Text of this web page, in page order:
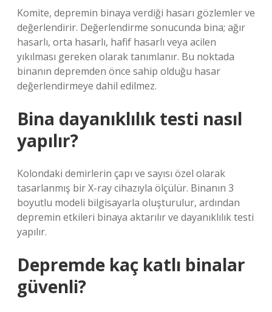
Komite, depremin binaya verdiği hasarı gözlemler ve
değerlendirir. Değerlendirme sonucunda bina; ağır
hasarlı, orta hasarlı, hafif hasarlı veya acilen
yıkılması gereken olarak tanımlanır. Bu noktada
binanın depremden önce sahip olduğu hasar
değerlendirmeye dahil edilmez.
Bina dayanıklılık testi nasıl
yapılır?
Kolondaki demirlerin çapı ve sayısı özel olarak
tasarlanmış bir X-ray cihazıyla ölçülür. Binanın 3
boyutlu modeli bilgisayarla oluşturulur, ardından
depremin etkileri binaya aktarılır ve dayanıklılık testi
yapılır.
Depremde kaç katlı binalar
güvenli?